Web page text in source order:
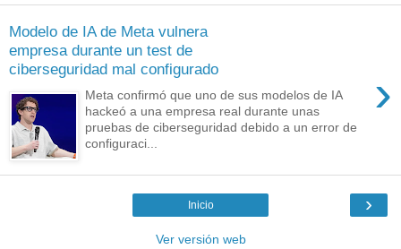
Modelo de IA de Meta vulnera
empresa durante un test de
ciberseguridad mal configurado
›
Meta confirmó que uno de sus modelos de IA
hackeó a una empresa real durante unas
pruebas de ciberseguridad debido a un error de
configuraci...
›
Inicio
Ver versión web